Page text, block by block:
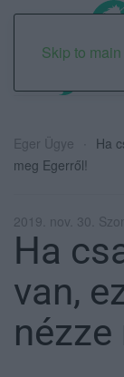
Skip to
Eger Ügye
Ha
meg Egerről!
2019. nov. 30.
Ha
van,
nézze